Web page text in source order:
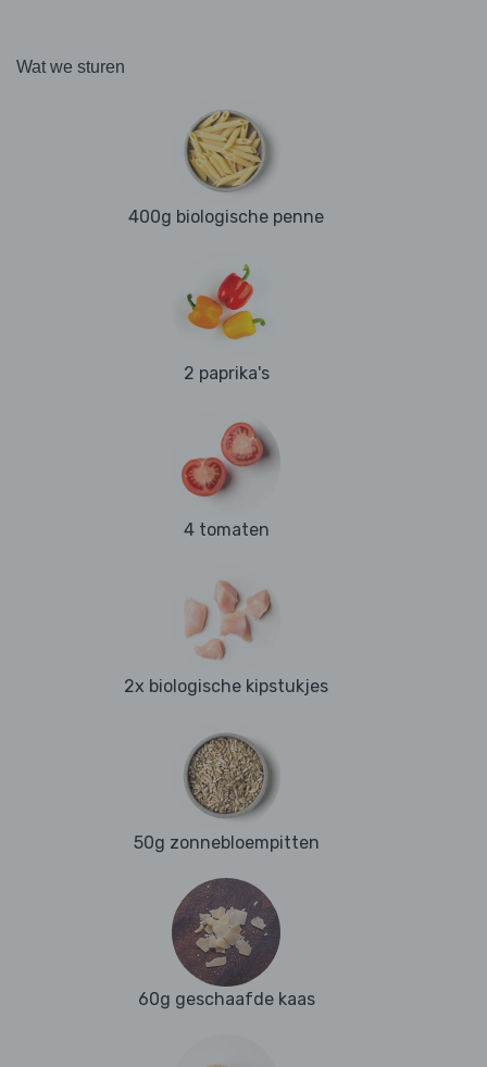
Wat we sturen
400g biologische penne
2 paprika's
4 tomaten
2x biologische kipstukjes
50g zonnebloempitten
60g geschaafde kaas